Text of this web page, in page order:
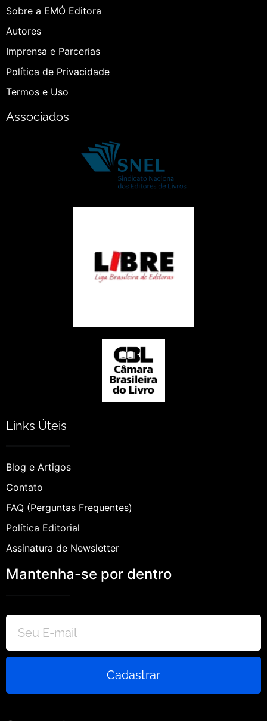
Sobre a EMÓ Editora
Autores
Imprensa e Parcerias
Política de Privacidade
Termos e Uso
Associados
Links Úteis
Blog e Artigos
Contato
FAQ (Perguntas Frequentes)
Política Editorial
Assinatura de Newsletter
Mantenha-se por dentro
Cadastrar